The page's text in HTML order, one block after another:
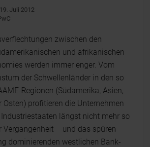
Juli 2012
zwischen den
und afrikanischen
werden immer enger. Vom
der Schwellenländer in den so
Regionen (Südamerika, Asien,
Osten) profitieren die Unternehmen
längst nicht mehr so
Vergangenheit – und das spüren
dominierenden westlichen Bank-